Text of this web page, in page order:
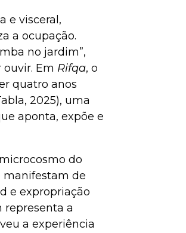
e visceral,
a ocupação.
no jardim”,
Em Rifqa, o
quatro anos
2025), uma
aponta, expõe e
do
manifestam de
e expropriação
representa a
a experiência